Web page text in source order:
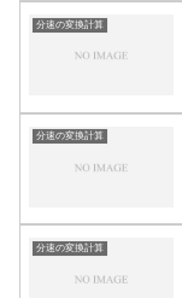
分速の変換計算
分速の変換計算
分速の変換計算